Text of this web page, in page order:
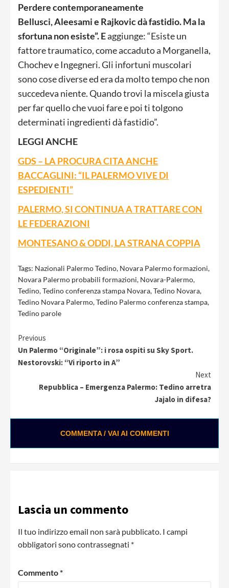
Perdere contemporaneamente
Bellusci, Aleesami e Rajkovic dà fastidio. Ma la
sfortuna non esiste”. Eaggiunge: “Esiste un
fattore traumatico, come accaduto a Morganella,
Chochev e Ingegneri. Gli infortuni muscolari
sono cose diverse ed era da molto tempo che non
succedeva niente. Quando trovi la miscela giusta
per far quello che vuoi fare e poi ti tolgono
determinati ingredienti dà fastidio”.
LEGGI ANCHE
GDS – LA PROCURA CITA ANCHE
BACCAGLINI: “IL PALERMO VIVE DI
ESPEDIENTI”
PALERMO, SI CONTINUA A TRATTARE CON
LE FEDERAZIONI
MONTESANO & ODDI, LA STRANA COPPIA
Tags: Nazionali Palermo Tedino, Novara Palermo formazioni,
Novara Palermo probabili formazioni, Novara-Palermo,
Tedino,Tedino conferenza stampa Novara,Tedino Novara,
Tedino Novara Palermo,Tedino Palermo conferenza stampa,
Tedino parole
Continue
Reading
Previous
Un Palermo “Originale”: i rosa ospiti su Sky Sport.
Nestorovski: “Vi riporto in A”
Next
Repubblica – Emergenza Palermo: Tedino arretra
Jajalo in difesa?
COMMENTA / VAI AI COMMENTI
Lascia un commento
Il tuo indirizzo email non sarà pubblicato. I campi
obbligatori sono contrassegnati *
Commento*